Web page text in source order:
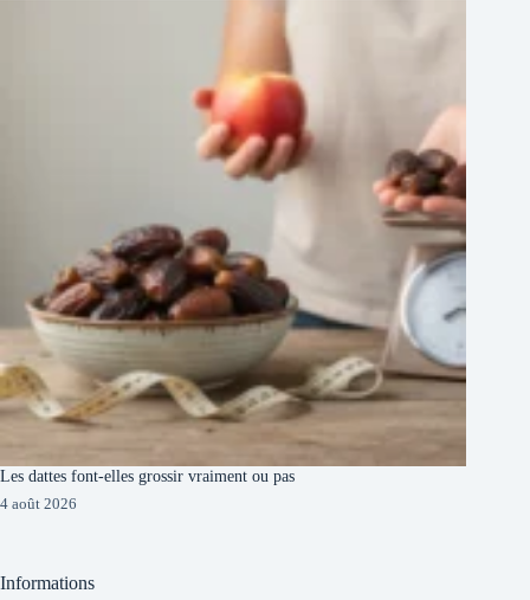
Les dattes font-elles grossir vraiment ou pas
4 août 2026
Informations